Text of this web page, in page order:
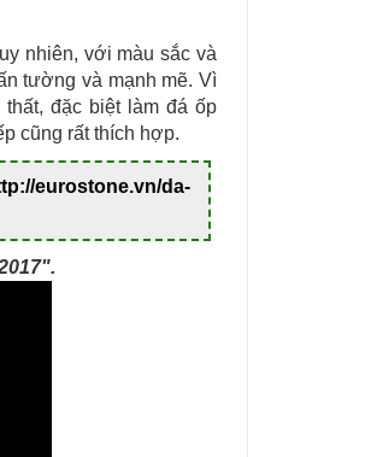
nhiên, với màu sắc và
tường và mạnh mẽ. Vì
đặc biệt làm đá ốp
cũng rất thích hợp.
eurostone.vn/da-